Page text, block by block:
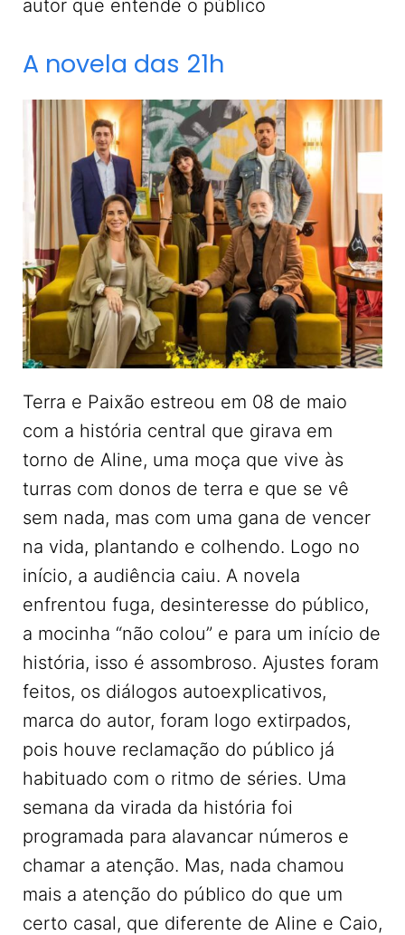
autor que entende o público
A novela das 21h
Terra e Paixão estreou em 08 de maio
com a história central que girava em
torno de Aline, uma moça que vive às
turras com donos de terra e que se vê
sem nada, mas com uma gana de vencer
na vida, plantando e colhendo. Logo no
início, a audiência caiu. A novela
enfrentou fuga, desinteresse do público,
a mocinha “não colou” e para um início de
história, isso é assombroso. Ajustes foram
feitos, os diálogos autoexplicativos,
marca do autor, foram logo extirpados,
pois houve reclamação do público já
habituado com o ritmo de séries. Uma
semana da virada da história foi
programada para alavancar números e
chamar a atenção. Mas, nada chamou
mais a atenção do público do que um
certo casal, que diferente de Aline e Caio,